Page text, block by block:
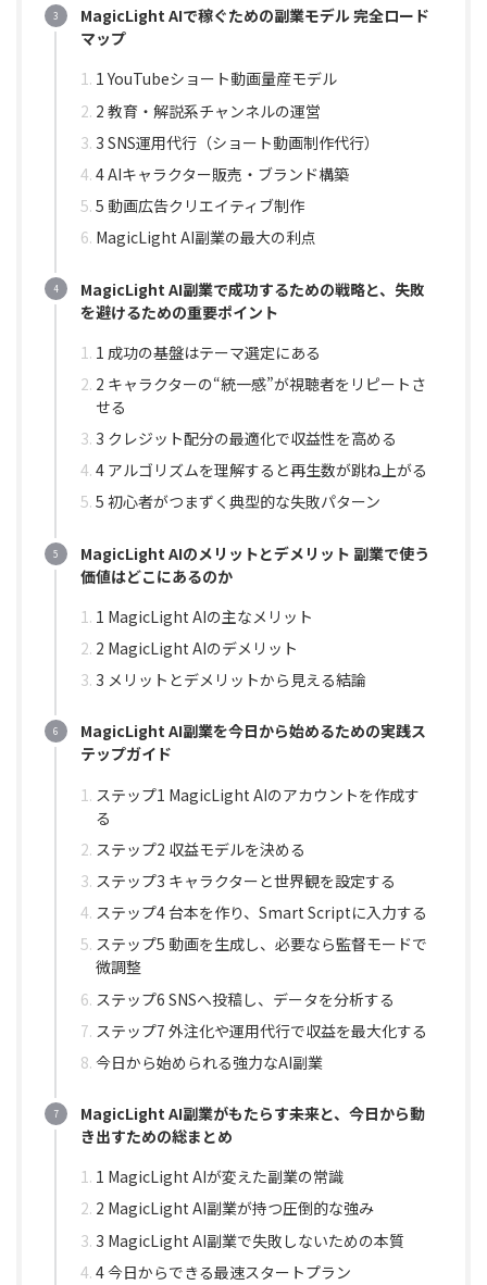
MagicLight AIで稼ぐための副業モデル 完全ロード
マップ
1 YouTubeショート動画量産モデル
2 教育・解説系チャンネルの運営
3 SNS運用代行（ショート動画制作代行）
4 AIキャラクター販売・ブランド構築
5 動画広告クリエイティブ制作
MagicLight AI副業の最大の利点
MagicLight AI副業で成功するための戦略と、失敗
を避けるための重要ポイント
1 成功の基盤はテーマ選定にある
2 キャラクターの“統一感”が視聴者をリピートさ
せる
3 クレジット配分の最適化で収益性を高める
4 アルゴリズムを理解すると再生数が跳ね上がる
5 初心者がつまずく典型的な失敗パターン
MagicLight AIのメリットとデメリット 副業で使う
価値はどこにあるのか
1 MagicLight AIの主なメリット
2 MagicLight AIのデメリット
3 メリットとデメリットから見える結論
MagicLight AI副業を今日から始めるための実践ス
テップガイド
ステップ1 MagicLight AIのアカウントを作成す
る
ステップ2 収益モデルを決める
ステップ3 キャラクターと世界観を設定する
ステップ4 台本を作り、Smart Scriptに入力する
ステップ5 動画を生成し、必要なら監督モードで
微調整
ステップ6 SNSへ投稿し、データを分析する
ステップ7 外注化や運用代行で収益を最大化する
今日から始められる強力なAI副業
MagicLight AI副業がもたらす未来と、今日から動
き出すための総まとめ
1 MagicLight AIが変えた副業の常識
2 MagicLight AI副業が持つ圧倒的な強み
3 MagicLight AI副業で失敗しないための本質
4 今日からできる最速スタートプラン